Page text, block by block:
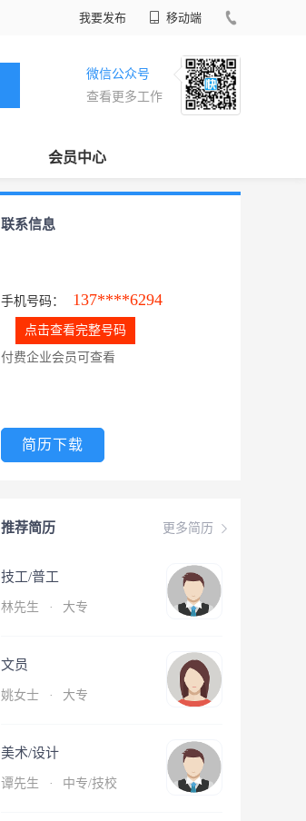
我要发布 移动端
微信公众号
查看更多工作
会员中心
联系信息
手机号码： 137****6294
点击查看完整号码
付费企业会员可查看
简历下载
更多简历
推荐简历
技工/普工
林先生 · 大专
文员
姚女士 · 大专
美术/设计
谭先生 · 中专/技校